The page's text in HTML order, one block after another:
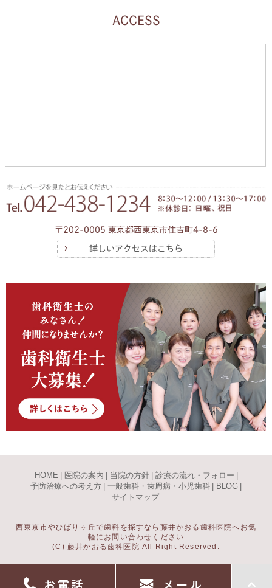
ACCESS
〒202-0005 東京都西東京市住吉町4-8-6
詳しいアクセスはこちら
HOME | 医院の案内 | 当院の方針 | 診療の流れ・フォロー |
予防治療への考え方 | 一般歯科・歯周病・小児歯科 | BLOG |
サイトマップ
西東京市やひばりヶ丘で歯科を探すなら藤井かおる歯科医院へお気
軽にお問い合わせください
(C) 藤井かおる歯科医院 All Right Reserved.